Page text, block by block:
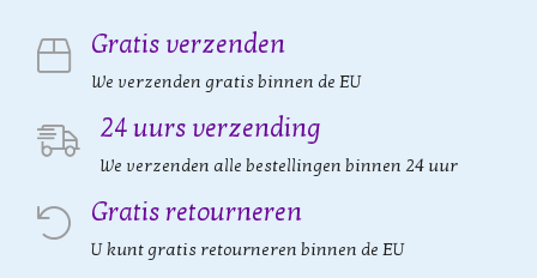
Gratis verzenden
We verzenden gratis binnen de EU
24 uurs verzending
We verzenden alle bestellingen binnen 24 uur
Gratis retourneren
U kunt gratis retourneren binnen de EU